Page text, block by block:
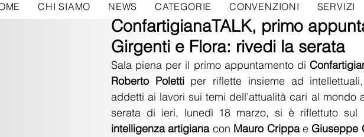
CHI SIAMO NEWS CATEGORIE CONVENZIONI SERVIZI
ConfartigianaTALK, primo
Girgenti e Flora: rivedi la serata
19 mar 2024
Sala piena per il primo appuntamento di
Roberto Poletti per riflette insieme ad
addetti ai lavori sui temi dell’attualità cari al
serata di ieri, lunedì 18 marzo, si è riflettuto sul
intelligenza artigiana con Mauro Crippa e Giuseppe